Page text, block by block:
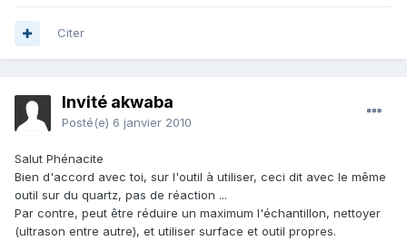
Citer
Invité akwaba
Posté(e) 6 janvier 2010
Salut Phénacite
Bien d'accord avec toi, sur l'outil à utiliser, ceci dit avec le même
outil sur du quartz, pas de réaction ...
Par contre, peut être réduire un maximum l'échantillon, nettoyer
(ultrason entre autre), et utiliser surface et outil propres.